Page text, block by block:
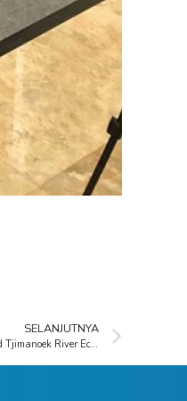
SELANJUTNYA
“Ministry of Environment and Forestry Siti Nurbaya Inaugurated Tjimanoek River Ecoriparian & KEHATI Park Achieved MURI Record”